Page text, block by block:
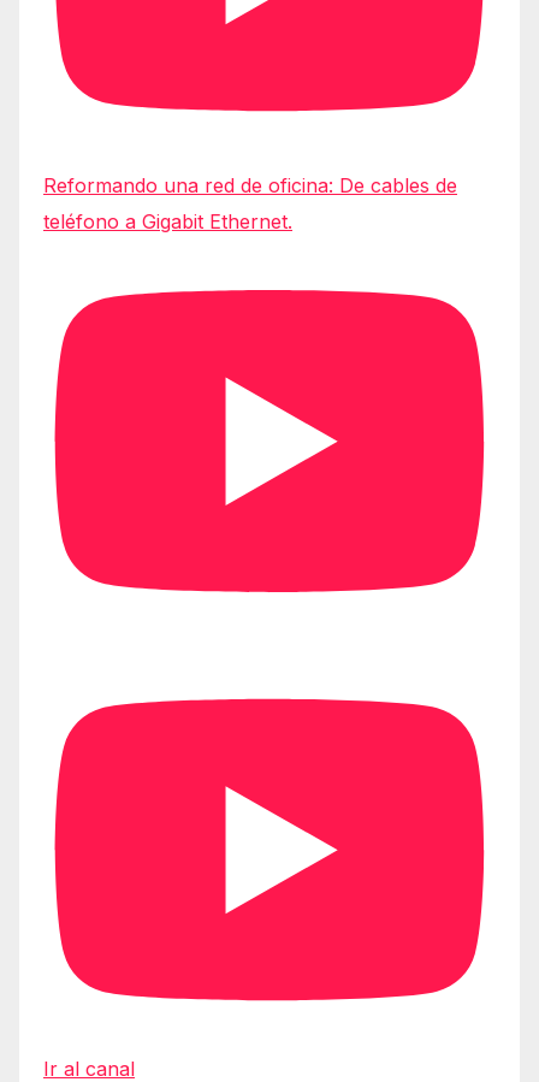
Reformando una red de oficina: De cables de
teléfono a Gigabit Ethernet.
Ir al canal